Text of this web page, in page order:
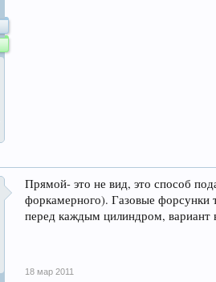
Прямой- это не вид, это способ
форкамерного). Газовые форсунки
перед каждым цилиндром, вариант
18 мар 2011